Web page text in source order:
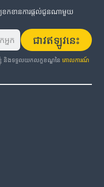
ខកខានការផ្តល់ជូនណាមួយ
ជាវឥឡូវនេះ
ញុំ និងទទួលយកលក្ខខណ្ឌនៃគោលការណ៍